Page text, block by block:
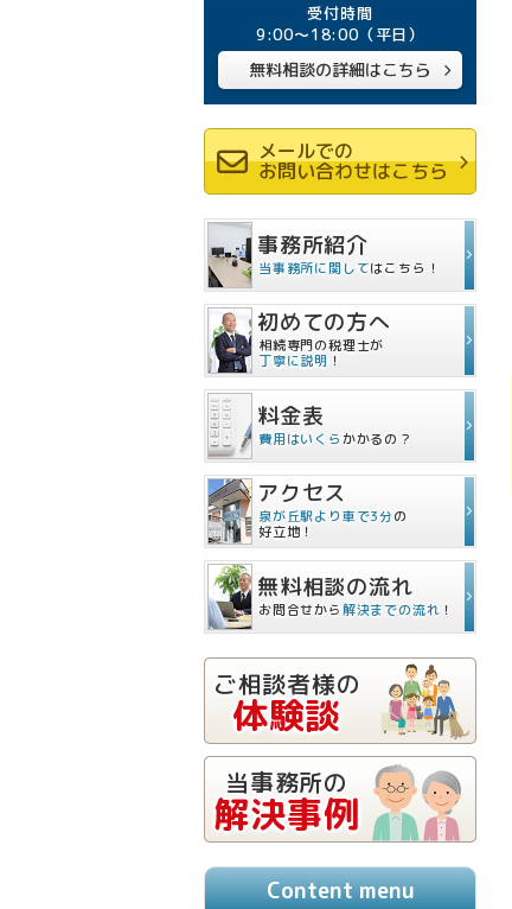
9:00～18:00 （平日）
無料相談の詳細はこちら
メールでの
お問い合わせはこちら
事務所紹介
当事務所に関してはこちら！
初めての方へ
相続専門の税理士が
丁寧に説明 ！
料金表
費用はいくらかかるの？
アクセス
泉が丘駅より車で3分の
好立地！
無料相談の流れ
お問合せから解決までの流れ ！
ご相談者様の
体験談
当事務所の
解決事例
Content menu